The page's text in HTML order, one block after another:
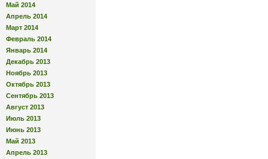
Май 2014
Апрель 2014
Март 2014
Февраль 2014
Январь 2014
Декабрь 2013
Ноябрь 2013
Октябрь 2013
Сентябрь 2013
Август 2013
Июль 2013
Июнь 2013
Май 2013
Апрель 2013